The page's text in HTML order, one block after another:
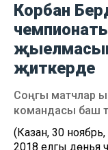
Корбан
җиткерде
Соңгы матчлар
командасы баш
(Казан, 30
2018 елгы дөнья